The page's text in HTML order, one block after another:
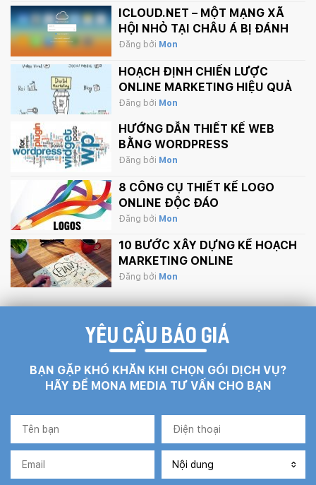
ICLOUD.NET – MỘT MẠNG XÃ
HỘI NHỎ TẠI CHÂU Á BỊ ĐÁNH
SẬP BỞI APPLE.
Đăng bởi Mon
HOẠCH ĐỊNH CHIẾN LƯỢC
ONLINE MARKETING HIỆU QUẢ
Đăng bởi Mon
HƯỚNG DẪN THIẾT KẾ WEB
BẰNG WORDPRESS
Đăng bởi Mon
8 CÔNG CỤ THIẾT KẾ LOGO
ONLINE ĐỘC ĐÁO
Đăng bởi Mon
10 BƯỚC XÂY DỰNG KẾ HOẠCH
MARKETING ONLINE
Đăng bởi Mon
YÊU CẦU BÁO GIÁ
BẠN GẶP KHÓ KHĂN KHI CHỌN GÓI DỊCH VỤ?
HÃY ĐỂ MONA MEDIA TƯ VẤN CHO BẠN